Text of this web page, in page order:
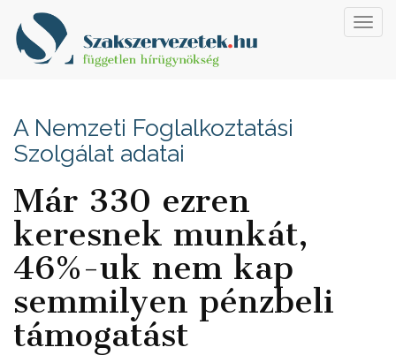
A Nemzeti Foglalkoztatási
Szolgálat adatai
Már 330 ezren
keresnek munkát,
46%-uk nem kap
semmilyen pénzbeli
támogatást